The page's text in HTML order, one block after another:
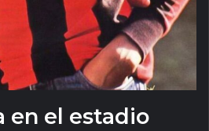
en el estadio